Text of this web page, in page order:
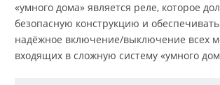
«умного дома» является реле, которое
безопасную конструкцию и
надёжное включение/выключение всех
входящих в сложную систему «умного